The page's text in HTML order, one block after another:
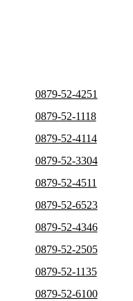
0879-52-4251
0879-52-1118
0879-52-4114
0879-52-3304
0879-52-4511
0879-52-6523
0879-52-4346
0879-52-2505
0879-52-1135
0879-52-6100